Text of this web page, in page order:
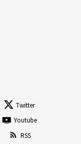
Twitter
Youtube
RSS